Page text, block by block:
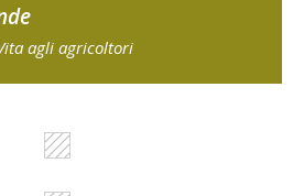
agli agricoltori